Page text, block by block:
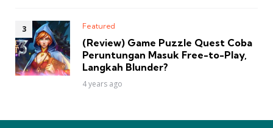
Featured
(Review) Game Puzzle Quest Coba
Peruntungan Masuk Free-to-Play,
Langkah Blunder?
4 years ago